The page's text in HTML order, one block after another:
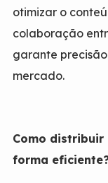
otimizar o
colaboração
garante
mercado.
Como distribuir
forma